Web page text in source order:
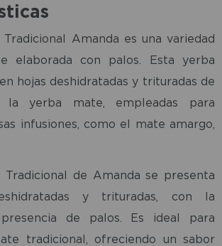
Tradicional Amanda es una variedad
elaborada con palos. Esta yerba
hojas deshidratadas y trituradas de
yerba mate, empleadas para
infusiones, como el mate amargo,
Tradicional de Amanda se presenta
y trituradas, con la
de palos. Es ideal para
tradicional, ofreciendo un sabor